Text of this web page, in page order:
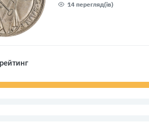
14 перегляд(ів)